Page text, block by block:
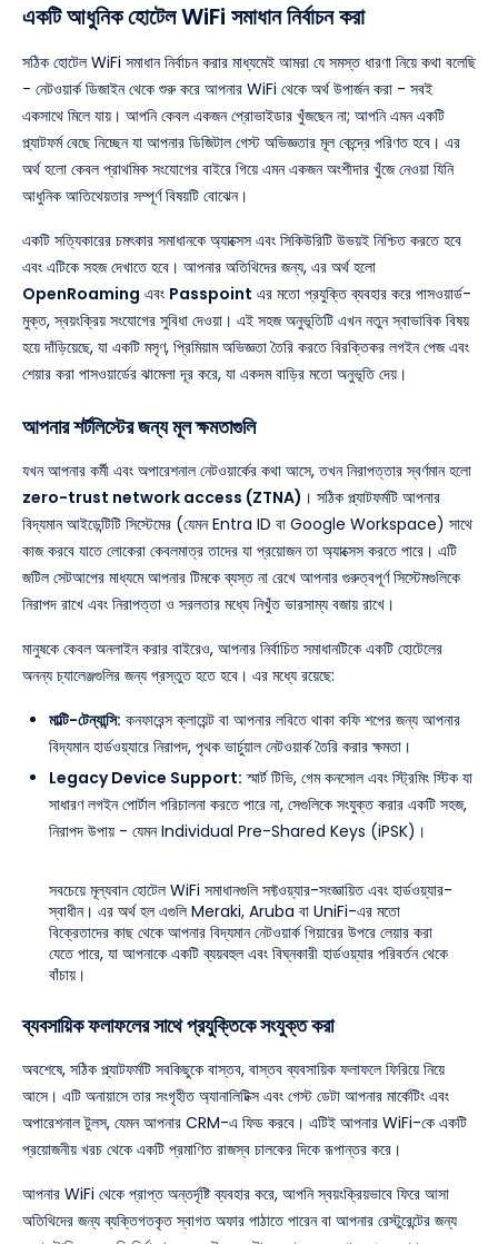
একটি আধুনিক হোটেল WiFi সমাধান নির্বাচন করা
সঠিক হোটেল WiFi সমাধান নির্বাচন করার মাধ্যমেই আমরা যে সমস্ত ধারণা নিয়ে কথা বলেছি
- নেটওয়ার্ক ডিজাইন থেকে শুরু করে আপনার WiFi থেকে অর্থ উপার্জন করা - সবই
একসাথে মিলে যায়। আপনি কেবল একজন প্রোভাইডার খুঁজছেন না; আপনি এমন একটি
প্ল্যাটফর্ম বেছে নিচ্ছেন যা আপনার ডিজিটাল গেস্ট অভিজ্ঞতার মূল কেন্দ্রে পরিণত হবে। এর
অর্থ হলো কেবল প্রাথমিক সংযোগের বাইরে গিয়ে এমন একজন অংশীদার খুঁজে নেওয়া যিনি
আধুনিক আতিথেয়তার সম্পূর্ণ বিষয়টি বোঝেন।
একটি সত্যিকারের চমৎকার সমাধানকে অ্যাক্সেস এবং সিকিউরিটি উভয়ই নিশ্চিত করতে হবে
এবং এটিকে সহজ দেখাতে হবে। আপনার অতিথিদের জন্য, এর অর্থ হলো
OpenRoaming এবং Passpoint এর মতো প্রযুক্তি ব্যবহার করে পাসওয়ার্ড-
মুক্ত, স্বয়ংক্রিয় সংযোগের সুবিধা দেওয়া। এই সহজ অনুভূতিটি এখন নতুন স্বাভাবিক বিষয়
হয়ে দাঁড়িয়েছে, যা একটি মসৃণ, প্রিমিয়াম অভিজ্ঞতা তৈরি করতে বিরক্তিকর লগইন পেজ এবং
শেয়ার করা পাসওয়ার্ডের ঝামেলা দূর করে, যা একদম বাড়ির মতো অনুভূতি দেয়।
আপনার শর্টলিস্টের জন্য মূল ক্ষমতাগুলি
যখন আপনার কর্মী এবং অপারেশনাল নেটওয়ার্কের কথা আসে, তখন নিরাপত্তার স্বর্ণমান হলো
zero-trust network access (ZTNA) । সঠিক প্ল্যাটফর্মটি আপনার
বিদ্যমান আইডেন্টিটি সিস্টেমের (যেমন Entra ID বা Google Workspace) সাথে
কাজ করবে যাতে লোকেরা কেবলমাত্র তাদের যা প্রয়োজন তা অ্যাক্সেস করতে পারে। এটি
জটিল সেটআপের মাধ্যমে আপনার টিমকে ব্যস্ত না রেখে আপনার গুরুত্বপূর্ণ সিস্টেমগুলিকে
নিরাপদ রাখে এবং নিরাপত্তা ও সরলতার মধ্যে নিখুঁত ভারসাম্য বজায় রাখে।
মানুষকে কেবল অনলাইন করার বাইরেও, আপনার নির্বাচিত সমাধানটিকে একটি হোটেলের
অনন্য চ্যালেঞ্জগুলির জন্য প্রস্তুত হতে হবে। এর মধ্যে রয়েছে:
মাল্টি-টেন্যান্সি: কনফারেন্স ক্লায়েন্ট বা আপনার লবিতে থাকা কফি শপের জন্য আপনার
বিদ্যমান হার্ডওয়্যারে নিরাপদ, পৃথক ভার্চুয়াল নেটওয়ার্ক তৈরি করার ক্ষমতা।
Legacy Device Support: স্মার্ট টিভি, গেম কনসোল এবং স্ট্রিমিং স্টিক যা
সাধারণ লগইন পোর্টাল পরিচালনা করতে পারে না, সেগুলিকে সংযুক্ত করার একটি সহজ,
নিরাপদ উপায় - যেমন Individual Pre-Shared Keys (iPSK)।
সবচেয়ে মূল্যবান হোটেল WiFi সমাধানগুলি সফ্টওয়্যার-সংজ্ঞায়িত এবং হার্ডওয়্যার-
স্বাধীন। এর অর্থ হল এগুলি Meraki, Aruba বা UniFi-এর মতো
বিক্রেতাদের কাছ থেকে আপনার বিদ্যমান নেটওয়ার্ক গিয়ারের উপরে লেয়ার করা
যেতে পারে, যা আপনাকে একটি ব্যয়বহুল এবং বিঘ্নকারী হার্ডওয়্যার পরিবর্তন থেকে
বাঁচায়।
ব্যবসায়িক ফলাফলের সাথে প্রযুক্তিকে সংযুক্ত করা
অবশেষে, সঠিক প্ল্যাটফর্মটি সবকিছুকে বাস্তব, বাস্তব ব্যবসায়িক ফলাফলে ফিরিয়ে নিয়ে
আসে। এটি অনায়াসে তার সংগৃহীত অ্যানালিটিক্স এবং গেস্ট ডেটা আপনার মার্কেটিং এবং
অপারেশনাল টুলস, যেমন আপনার CRM-এ ফিড করবে। এটিই আপনার WiFi-কে একটি
প্রয়োজনীয় খরচ থেকে একটি প্রমাণিত রাজস্ব চালকের দিকে রূপান্তর করে।
আপনার WiFi থেকে প্রাপ্ত অন্তর্দৃষ্টি ব্যবহার করে, আপনি স্বয়ংক্রিয়ভাবে ফিরে আসা
অতিথিদের জন্য ব্যক্তিগতকৃত স্বাগত অফার পাঠাতে পারেন বা আপনার রেস্টুরেন্টের জন্য